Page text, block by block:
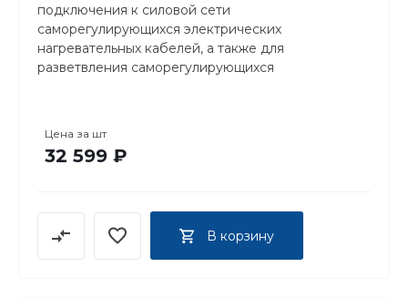
подключения к силовой сети
саморегулирующихся электрических
нагревательных кабелей, а также для
разветвления саморегулирующихся
Цена за шт
32 599 ₽
В корзину